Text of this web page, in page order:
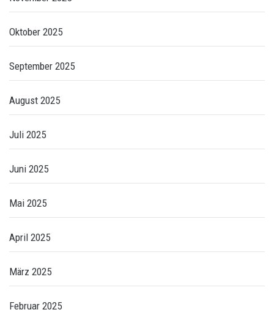
Oktober 2025
September 2025
August 2025
Juli 2025
Juni 2025
Mai 2025
April 2025
März 2025
Februar 2025